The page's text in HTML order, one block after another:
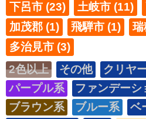
下呂市 (23)
土岐市 (11)
加茂郡 (1)
飛騨市 (1) 瑞
多治見市 (3)
2色以上
その他 クリヤ
パープル系
ファンデーシ
ブラウン系
ブルー系
ベ